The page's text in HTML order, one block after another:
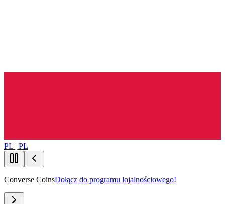
PL | PL
Converse CoinsDołącz do programu lojalnościowego!